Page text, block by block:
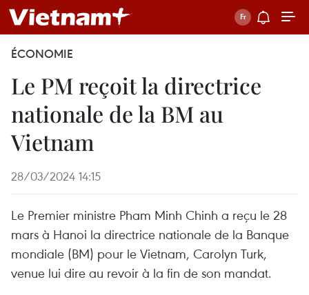
ÉCONOMIE
Le PM reçoit la directrice
nationale de la BM au
Vietnam
28/03/2024 14:15
Le Premier ministre Pham Minh Chinh a reçu le 28
mars à Hanoi la directrice nationale de la Banque
mondiale (BM) pour le Vietnam, Carolyn Turk,
venue lui dire au revoir à la fin de son mandat.